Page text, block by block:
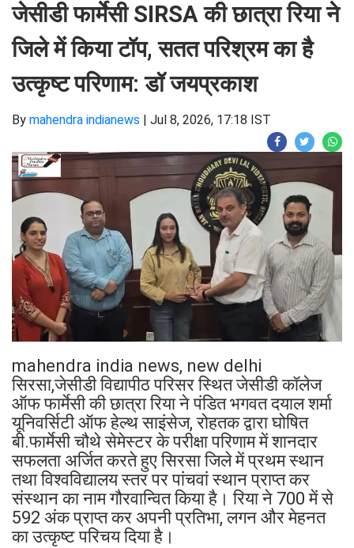
जेसीडी फार्मेसी SIRSA की छात्रा रिया ने
जिले में किया टॉप, सतत परिश्रम का है
उत्कृष्ट परिणाम: डॉ जयप्रकाश
By mahendra indianews | Jul 8, 2026, 17:18 IST
mahendra india news, new delhi
सिरसा,जेसीडी विद्यापीठ परिसर स्थित जेसीडी कॉलेज
ऑफ फार्मेसी की छात्रा रिया ने पंडित भगवत दयाल शर्मा
यूनिवर्सिटी ऑफ हेल्थ साइंसेज, रोहतक द्वारा घोषित
बी.फार्मेसी चौथे सेमेस्टर के परीक्षा परिणाम में शानदार
सफलता अर्जित करते हुए सिरसा जिले में प्रथम स्थान
तथा विश्वविद्यालय स्तर पर पांचवां स्थान प्राप्त कर
संस्थान का नाम गौरवान्वित किया है। रिया ने 700 में से
592 अंक प्राप्त कर अपनी प्रतिभा, लगन और मेहनत
का उत्कृष्ट परिचय दिया है।